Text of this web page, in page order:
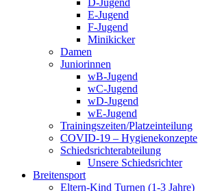
D-Jugend
E-Jugend
F-Jugend
Minikicker
Damen
Juniorinnen
wB-Jugend
wC-Jugend
wD-Jugend
wE-Jugend
Trainingszeiten/Platzeinteilung
COVID-19 – Hygienekonzepte
Schiedsrichterabteilung
Unsere Schiedsrichter
Breitensport
Eltern-Kind Turnen (1-3 Jahre)